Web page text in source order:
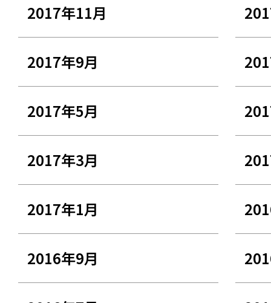
2017年11月
2017年9月
2017年5月
2017年3月
2017年1月
2016年9月